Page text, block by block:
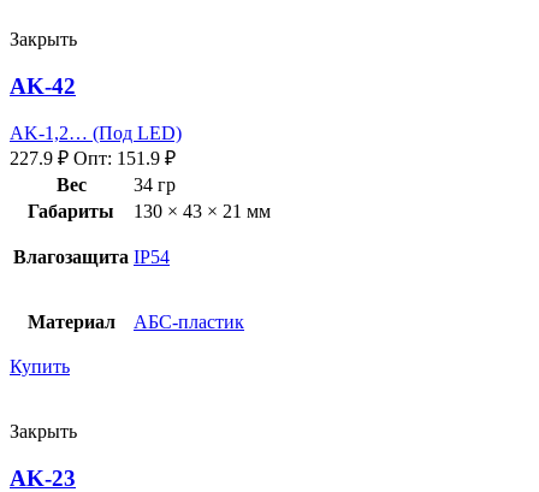
Закрыть
AK-42
AK-1,2… (Под LED)
227.9 ₽ Опт: 151.9 ₽
Вес
34 гр
Габариты
130 × 43 × 21 мм
Влагозащита IP54
Материал АБС-пластик
Купить
Закрыть
AK-23